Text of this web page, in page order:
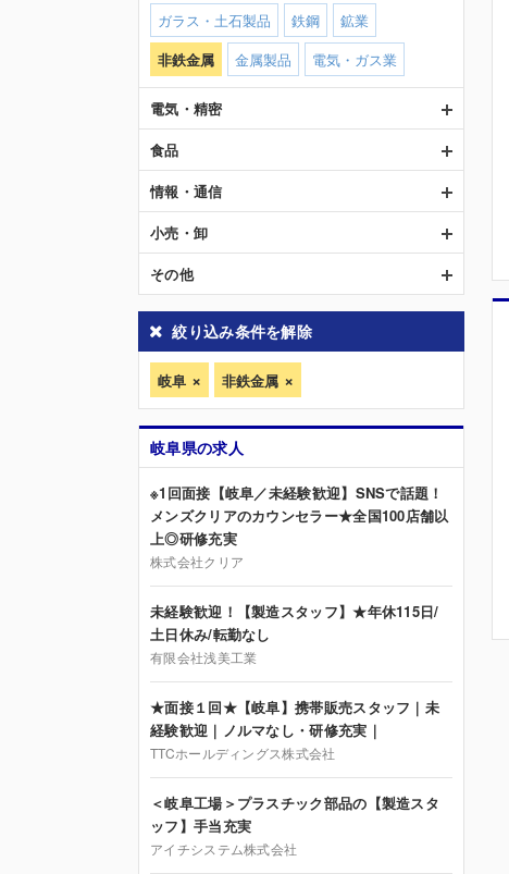
ガラス・土石製品
鉄鋼
鉱業
非鉄金属
金属製品 電気・ガス業
電気・精密
食品
情報・通信
小売・卸
その他
絞り込み条件を解除
岐阜 非鉄金属
岐阜県の求人
※1回面接【岐阜／未経験歓迎】SNSで話題！
メンズクリアのカウンセラー★全国100店舗以
上◎研修充実
株式会社クリア
未経験歓迎！【製造スタッフ】★年休115日/
土日休み/転勤なし
有限会社浅美工業
★面接１回★【岐阜】携帯販売スタッフ｜未
経験歓迎｜ノルマなし・研修充実｜
TTCホールディングス株式会社
＜岐阜工場＞プラスチック部品の【製造スタ
ッフ】手当充実
アイチシステム株式会社